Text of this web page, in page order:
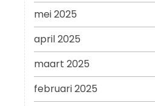
mei 2025
april 2025
maart 2025
februari 2025